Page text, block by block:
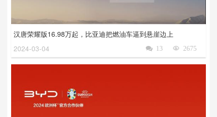
汉唐荣耀版16.98万起，比亚迪把燃油车逼到悬崖边上
2024-03-04
2675

13
